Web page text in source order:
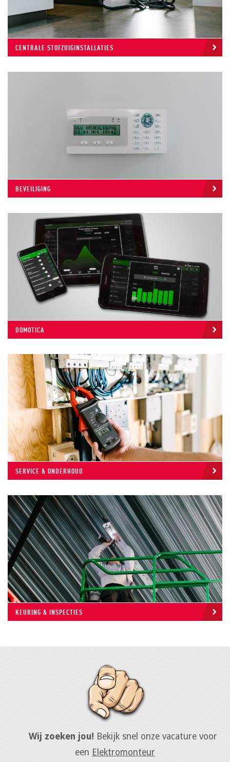
CENTRALE STOFZUIGINSTALLATIES
BEVEILIGING
DOMOTICA
SERVICE & ONDERHOUD
KEURING & INSPECTIES
Wij zoeken jou!Bekijk snel onze vacature voor
eenElektromonteur